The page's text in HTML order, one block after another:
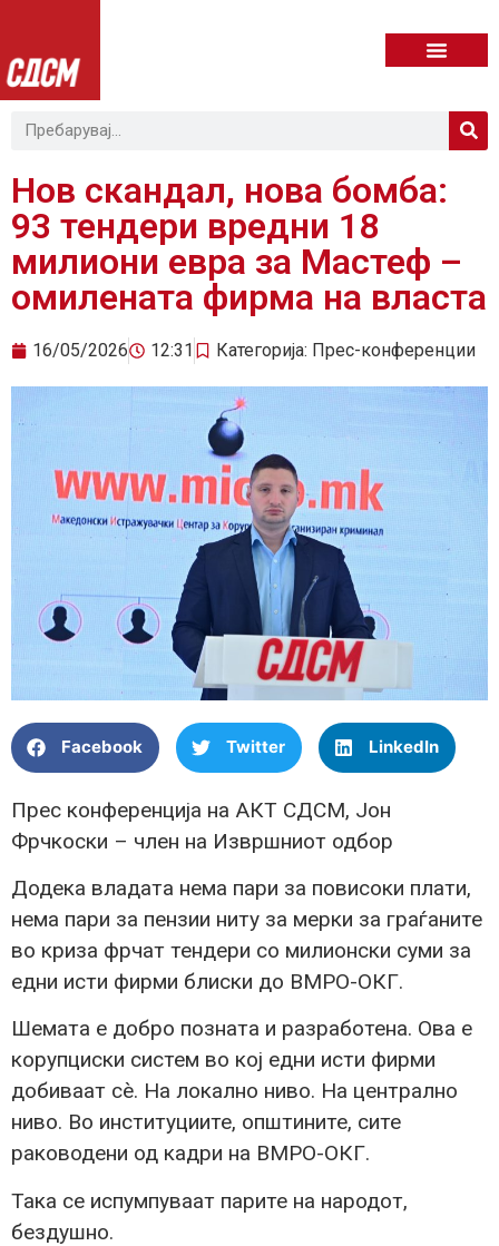
Нов скандал, нова бомба:
93 тендери вредни 18
милиони евра за Мастеф –
омилената фирма на власта
16/05/2026 12:31 Категорија: Прес-конференции
Facebook Twitter LinkedIn
Прес конференција на АКТ СДСМ, Јон
Фрчкоски – член на Извршниот одбор
Додека владата нема пари за повисоки плати,
нема пари за пензии ниту за мерки за граѓаните
во криза фрчат тендери со милионски суми за
едни исти фирми блиски до ВМРО-ОКГ.
Шемата е добро позната и разработена. Ова е
корупциски систем во кој едни исти фирми
добиваат сè. На локално ниво. На централно
ниво. Во институциите, општините, сите
раководени од кадри на ВМРО-ОКГ.
Така се испумпуваат парите на народот,
бездушно.